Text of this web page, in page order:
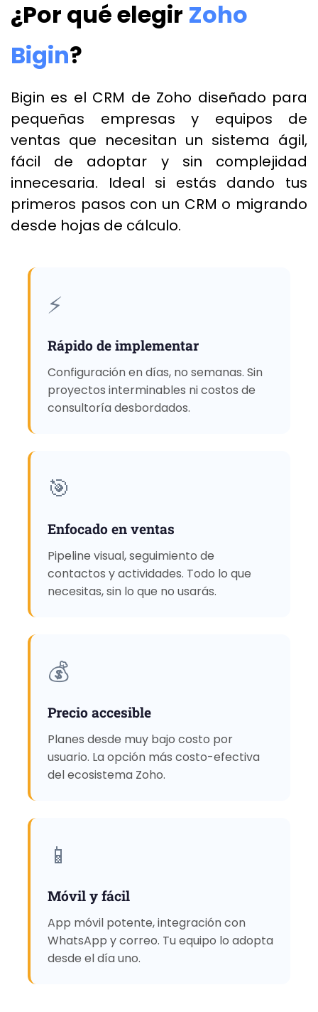
¿Por qué elegir Zoho
Bigin?
Bigin es el CRM de Zoho diseñado para
pequeñas empresas y equipos de
ventas que necesitan un sistema ágil,
fácil de adoptar y sin complejidad
innecesaria. Ideal si estás dando tus
primeros pasos con un CRM o migrando
desde hojas de cálculo.
⚡
Rápido de implementar
Configuración en días, no semanas. Sin
proyectos interminables ni costos de
consultoría desbordados.
🎯
Enfocado en ventas
Pipeline visual, seguimiento de
contactos y actividades. Todo lo que
necesitas, sin lo que no usarás.
💰
Precio accesible
Planes desde muy bajo costo por
usuario. La opción más costo-efectiva
del ecosistema Zoho.
📱
Móvil y fácil
App móvil potente, integración con
WhatsApp y correo. Tu equipo lo adopta
desde el día uno.